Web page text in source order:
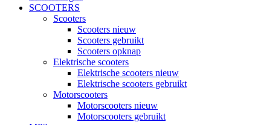
SCOOTERS
Scooters
Scooters nieuw
Scooters gebruikt
Scooters opknap
Elektrische scooters
Elektrische scooters nieuw
Elektrische scooters gebruikt
Motorscooters
Motorscooters nieuw
Motorscooters gebruikt